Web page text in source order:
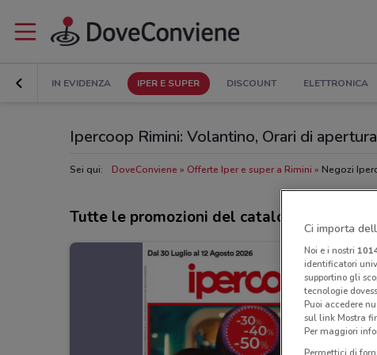
IN EVIDENZA IPER E SUPER DISCOUNT ELETTRONICA
Ipercoop Rimini: Volantino, Orari di
Sei qui: DoveConviene Offerte Iper e super a Rimini Negozi
Tutte le promozioni del catalogo IperCoop
Ci importa
Noi e i nostri
identificatori
supportino gli
tecnologie
Puoi accedere
sul link Mostra
Per maggiori